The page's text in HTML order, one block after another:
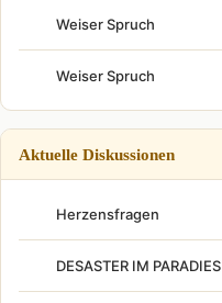
Weiser Spruch
Weiser Spruch
Aktuelle Diskussionen
Herzensfragen
DESASTER IM PARADIES